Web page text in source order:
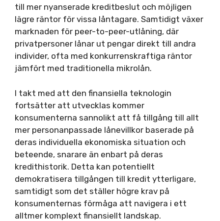
till mer nyanserade kreditbeslut och möjligen
lägre räntor för vissa låntagare. Samtidigt växer
marknaden för peer-to-peer-utlåning, där
privatpersoner lånar ut pengar direkt till andra
individer, ofta med konkurrenskraftiga räntor
jämfört med traditionella mikrolån.
I takt med att den finansiella teknologin
fortsätter att utvecklas kommer
konsumenterna sannolikt att få tillgång till allt
mer personanpassade lånevillkor baserade på
deras individuella ekonomiska situation och
beteende, snarare än enbart på deras
kredithistorik. Detta kan potentiellt
demokratisera tillgången till kredit ytterligare,
samtidigt som det ställer högre krav på
konsumenternas förmåga att navigera i ett
alltmer komplext finansiellt landskap.